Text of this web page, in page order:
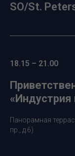
SO/St.
18.15 – 21.00
«Индустрия
Панорамная
пр., д.6)